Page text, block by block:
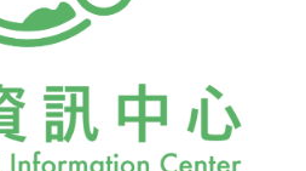
了。10幾年來，世界文化失去
貧富距離越來越遠，富國欺壓
以買一片麵包；10塊錢可以進
用大